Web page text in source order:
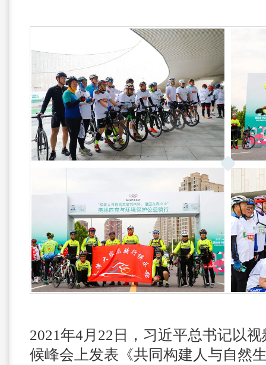
2021年4月22日，习近平总书记以
候峰会上发表《共同构建人与自然